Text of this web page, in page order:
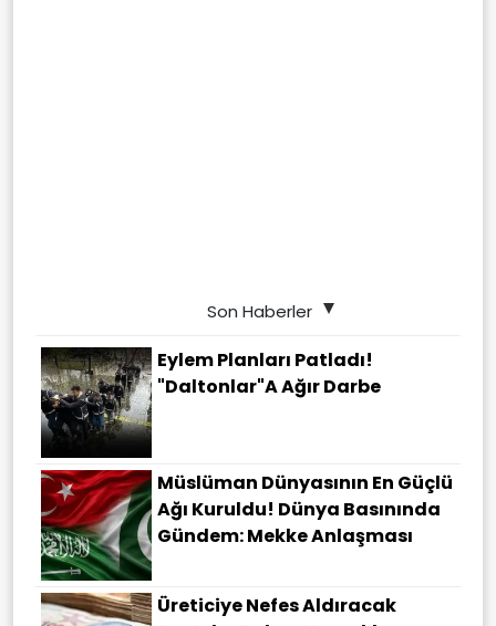
Son Haberler
Eylem Planları Patladı!
"Daltonlar"a Ağır Darbe
Müslüman Dünyasının En Güçlü
Ağı Kuruldu! Dünya Basınında
Gündem: Mekke Anlaşması
Üreticiye Nefes Aldıracak